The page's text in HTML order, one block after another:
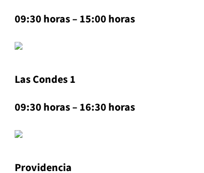
09:30 horas – 15:00 horas
Las Condes 1
09:30 horas – 16:30 horas
Providencia